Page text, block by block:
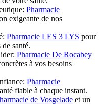
Pharmacie
exigeante de nos
Pharmacie LES 3 LYS pour
santé.
Pharmacie De Rocabey
à vos besoins
Pharmacie
fiable à chaque instant.
de Vosgelade et un